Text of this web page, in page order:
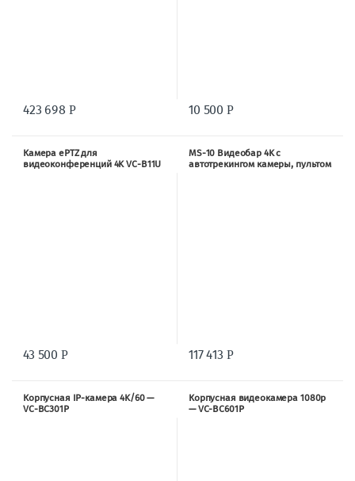
423 698 Р 10 500Р
Камера ePTZ для
видеоконференций 4K VC-B11U
43 500Р
MS-10 Видеобар 4K c
автотрекингом камеры, пультом
117 413 Р
Корпусная IP-камера 4K/60 —
VC-BC301P
Корпусная видеокамера 1080p
— VC-BC601P